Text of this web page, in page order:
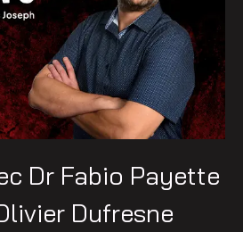
Dr Fabio Payette
Dufresne